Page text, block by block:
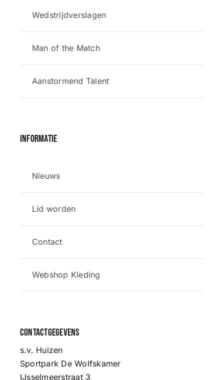
Wedstrijdverslagen
Man of the Match
Aanstormend Talent
Informatie
Nieuws
Lid worden
Contact
Webshop Kleding
Contactgegevens
s.v. Huizen
Sportpark De Wolfskamer
IJsselmeerstraat 3